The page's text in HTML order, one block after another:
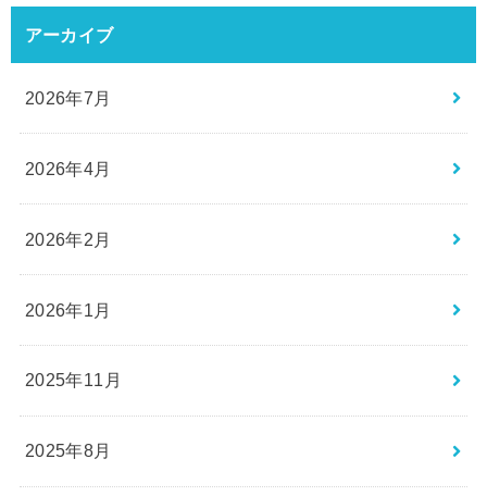
アーカイブ
2026年7月
2026年4月
2026年2月
2026年1月
2025年11月
2025年8月